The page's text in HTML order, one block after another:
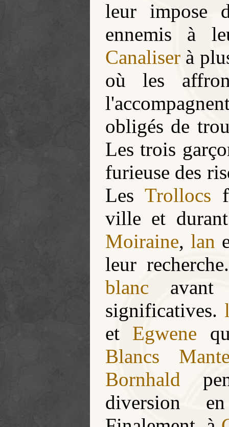
leur impose
ennemis à
Canaliserà
où les
obligés de
Les trois
furieuse des
Les Trollocs
ville et
Moiraine, lan
leur
blanc avant
significatives.
et Egwene
Blancs
Bornhald
diversion